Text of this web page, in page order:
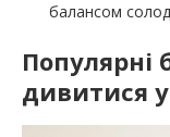
балансом
Популярні
дивитися